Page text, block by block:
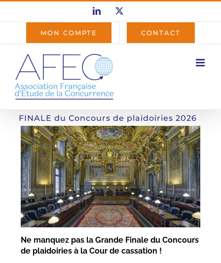
Passer
LinkedIn
MON COMPTE CONTACT
FINALE du Concours de plaidoiries 2026
Ne manquez pas la Grande Finale du Concours
de plaidoiries à la Cour de cassation !